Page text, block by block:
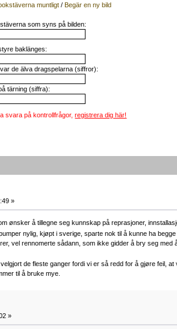
muntligt /Begär en ny bild
som syns på bilden:
baklänges:
de älva dragspelarna (siffror):
tärning (siffra):
svara på kontrollfrågor,registrera dig här!
»
ønsker å tillegne seg kunnskap på reprasjoner,
nylig, kjøpt i sverige, sparte nok til å kunne ha
vel rennomerte sådann, som ikke gidder å bry seg
de fleste ganger fordi vi er så redd for å gjøre feil,
til å bruke mye.
»